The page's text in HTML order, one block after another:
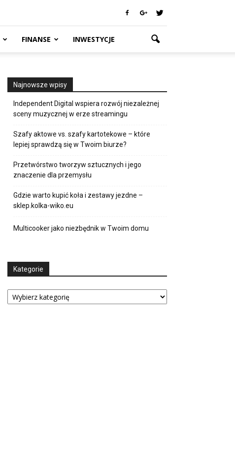
FINANSE INWESTYCJE
Najnowsze wpisy
Independent Digital wspiera rozwój niezależnej
sceny muzycznej w erze streamingu
Szafy aktowe vs. szafy kartotekowe – które
lepiej sprawdzą się w Twoim biurze?
Przetwórstwo tworzyw sztucznych i jego
znaczenie dla przemysłu
Gdzie warto kupić koła i zestawy jezdne –
sklep.kolka-wiko.eu
Multicooker jako niezbędnik w Twoim domu
Kategorie
Kategorie